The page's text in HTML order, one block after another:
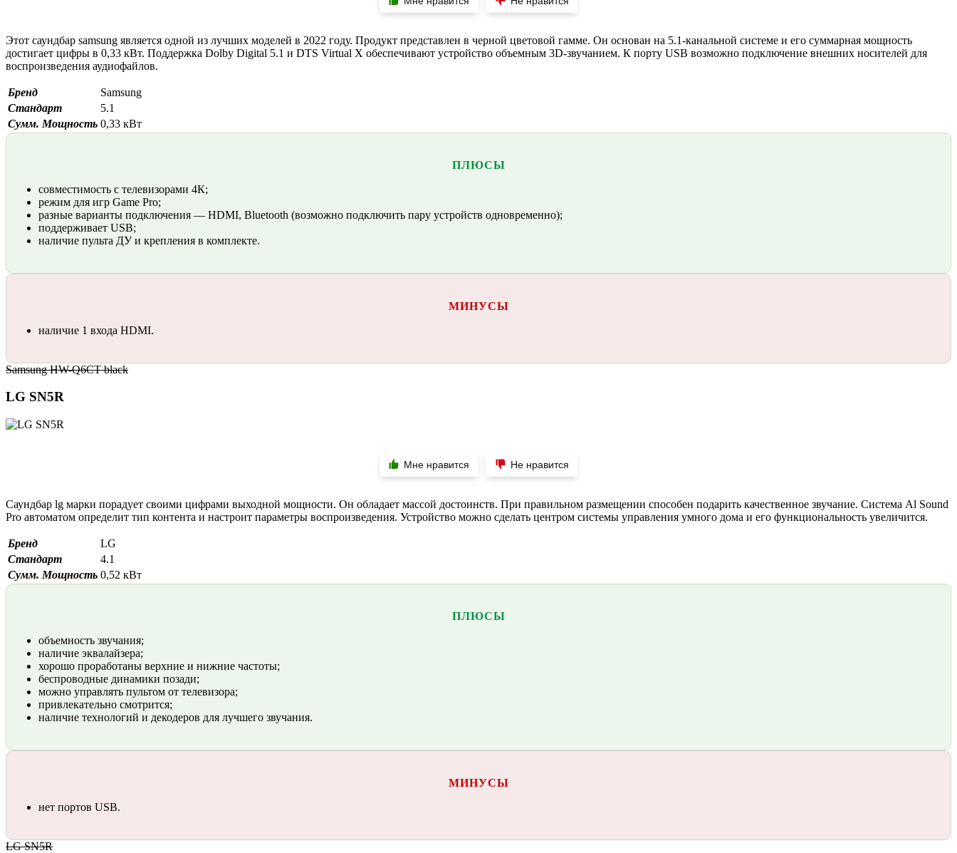
Этот саундбар samsung является одной из лучших моделей в 2022 году. Продукт представлен в черной цветовой гамме. Он основан на 5.1-канальной системе и его суммарная мощность
достигает цифры в 0,33 кВт. Поддержка Dolby Digital 5.1 и DTS Virtual X обеспечивают устройство объемным 3D-звучанием. К порту USB возможно подключение внешних носителей для
воспроизведения аудиофайлов.
Бренд
Samsung
Стандарт
5.1
Сумм. Мощность 0,33 кВт
ПЛЮСЫ
совместимость с телевизорами 4К;
режим для игр Game Pro;
разные варианты подключения — HDMI, Bluetooth (возможно подключить пару устройств одновременно);
поддерживает USB;
наличие пульта ДУ и крепления в комплекте.
МИНУСЫ
наличие 1 входа HDMI.
Samsung HW-Q6CT black
LG SN5R
Мне нравится Не нравится
Саундбар lg марки порадует своими цифрами выходной мощности. Он обладает массой достоинств. При правильном размещении способен подарить качественное звучание. Система Al Sound
Pro автоматом определит тип контента и настроит параметры воспроизведения. Устройство можно сделать центром системы управления умного дома и его функциональность увеличится.
Бренд
LG
Стандарт
4.1
Сумм. Мощность 0,52 кВт
ПЛЮСЫ
объемность звучания;
наличие эквалайзера;
хорошо проработаны верхние и нижние частоты;
беспроводные динамики позади;
можно управлять пультом от телевизора;
привлекательно смотрится;
наличие технологий и декодеров для лучшего звучания.
МИНУСЫ
нет портов USB.
LG SN5R